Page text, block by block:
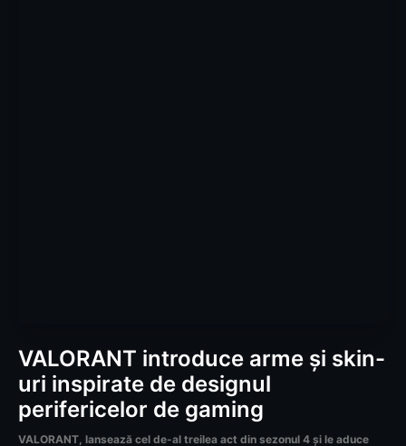
VALORANT introduce arme și skin-
uri inspirate de designul
perifericelor de gaming
VALORANT, lansează cel de-al treilea act din sezonul 4 și le aduce